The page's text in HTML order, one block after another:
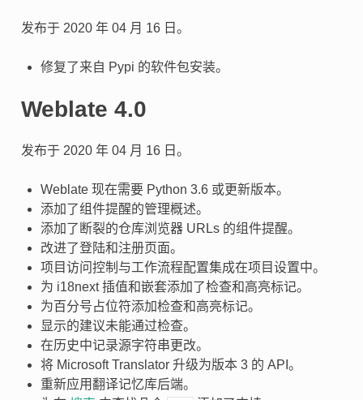
发布于 2020 年 04 月 16 日。
修复了来自 Pypi 的软件包安装。
Weblate 4.0
发布于 2020 年 04 月 16 日。
Weblate 现在需要 Python 3.6 或更新版本。
添加了组件提醒的管理概述。
添加了断裂的仓库浏览器 URLs 的组件提醒。
改进了登陆和注册页面。
项目访问控制与工作流程配置集成在项目设置中。
为 i18next 插值和嵌套添加了检查和高亮标记。
为百分号占位符添加检查和高亮标记。
显示的建议未能通过检查。
在历史中记录源字符串更改。
将 Microsoft Translator 升级为版本 3 的 API。
重新应用翻译记忆库后端。